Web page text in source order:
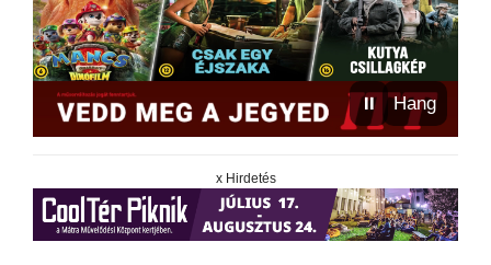
⏸ Hang
x Hirdetés